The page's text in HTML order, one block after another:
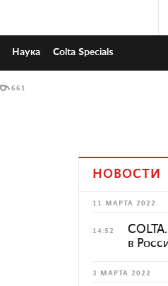
Наука Colta Specials
661
НОВОСТИ
11 МАРТА 2022
14:52
в
3 МАРТА 2022